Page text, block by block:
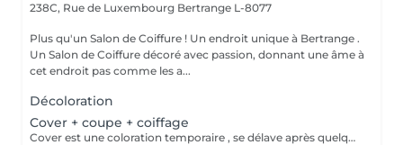
238C, Rue de Luxembourg Bertrange L-8077
Plus qu'un Salon de Coiffure ! Un endroit unique à Bertrange .
Un Salon de Coiffure décoré avec passion, donnant une âme à
cet endroit pas comme les a...
Décoloration
Cover + coupe + coiffage
Cover est une coloration temporaire , se délave après quelques shampooings !